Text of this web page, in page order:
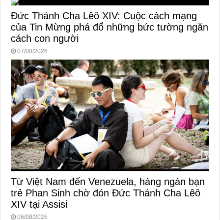
Đức Thánh Cha Lêô XIV: Cuộc cách mạng
của Tin Mừng phá đổ những bức tường ngăn
cách con người
07/08/2026
Từ Việt Nam đến Venezuela, hàng ngàn bạn
trẻ Phan Sinh chờ đón Đức Thánh Cha Lêô
XIV tại Assisi
06/08/2026